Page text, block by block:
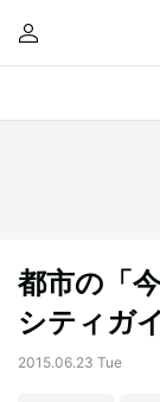
都市の「
シティガ
2015.06.23 Tue